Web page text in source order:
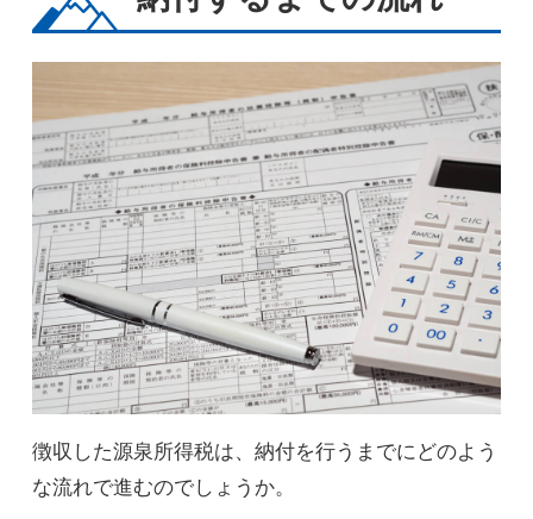
徴収した源泉所得税は、納付を行うまでにどのよう
な流れで進むのでしょうか。